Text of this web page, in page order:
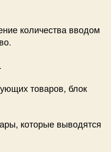
количества вводом
товаров, блок
которые выводятся